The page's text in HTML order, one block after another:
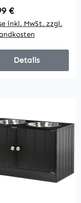
cm,
Preis:
€
inkl. MwSt. zzgl.
Details